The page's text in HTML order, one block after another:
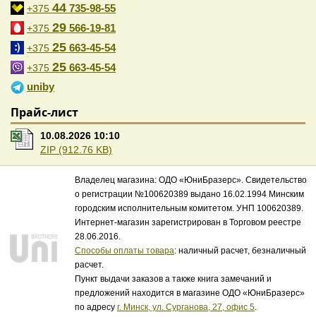
+375 44 735-98-55
+375 29 566-19-81
+375 25 663-45-54
+375 25 663-45-54
uniby
Прайс-лист
10.08.2026 10:10
ZIP (912.76 KB)
Владелец магазина: ОДО «ЮниБразерс». Свидетельство
о регистрации №100620389 выдано 16.02.1994 Минским
городским исполнительным комитетом. УНП 100620389.
Интернет-магазин зарегистрирован в Торговом реестре
28.06.2016.
Способы оплаты товара: наличный расчет, безналичный
расчет.
Пункт выдачи заказов а также книга замечаний и
предложений находится в магазине ОДО «ЮниБразерс»
по адресу г. Минск, ул. Сурганова, 27, офис 5.